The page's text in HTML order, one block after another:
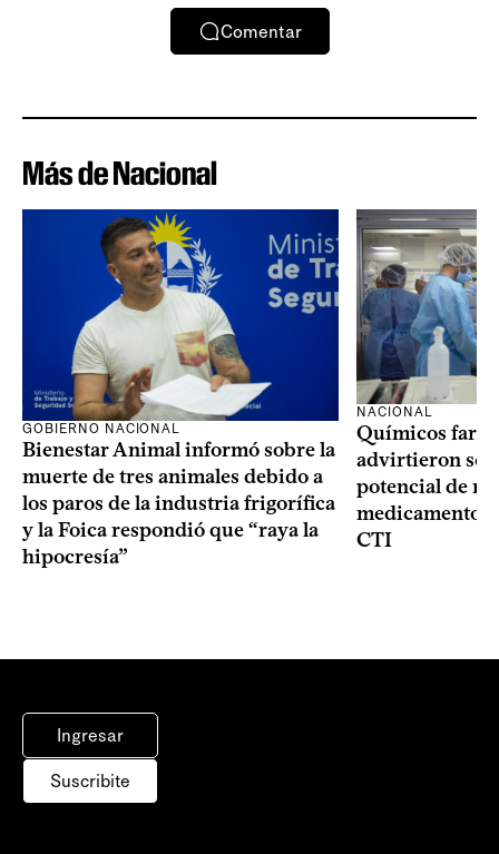
Comentar
Más de Nacional
GOBIERNO NACIONAL
Bienestar Animal informó sobre la
muerte de tres animales debido a
los paros de la industria frigorífica
y la Foica respondió que “raya la
hipocresía”
NACIONAL
Químicos
advirtieron
potencial de
medicamentos
CTI
Ingresar
Suscribite